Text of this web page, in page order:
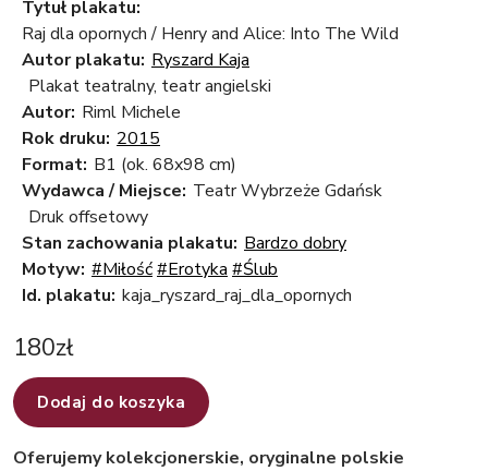
Tytuł plakatu:
Raj dla opornych / Henry and Alice: Into The Wild
Autor plakatu: Ryszard Kaja
Plakat teatralny, teatr angielski
Autor: Riml Michele
Rok druku: 2015
Format: B1 (ok. 68x98 cm)
Wydawca / Miejsce: Teatr Wybrzeże Gdańsk
Druk offsetowy
Stan zachowania plakatu: Bardzo dobry
Motyw: #Miłość#Erotyka #Ślub
Id. plakatu: kaja_ryszard_raj_dla_opornych
180zł
Dodaj do koszyka
Oferujemy kolekcjonerskie, oryginalne polskie